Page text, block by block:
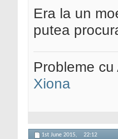
Era la un
putea
Probleme
Xiona
1st June 2015, 22:12